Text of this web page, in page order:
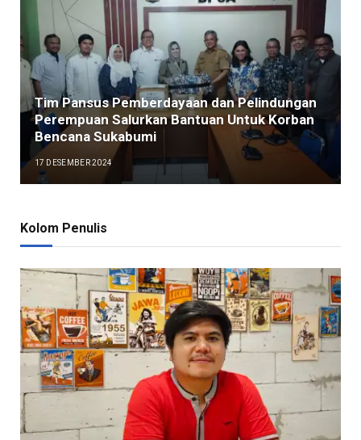
Tim Pansus Pemberdayaan dan Pelindungan
Perempuan Salurkan Bantuan Untuk Korban
Bencana Sukabumi
17 DESEMBER 2024
Kolom Penulis